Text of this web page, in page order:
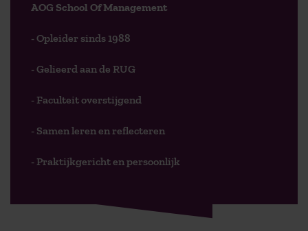
AOG School Of Management
- Opleider sinds 1988
- Gelieerd aan de RUG
- Faculteit overstijgend
- Samen leren en reflecteren
- Praktijkgericht en persoonlijk